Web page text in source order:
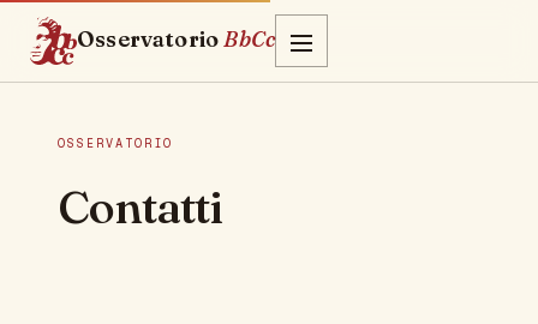
OsservatorioBbCc
OSSERVATORIO
Contatti